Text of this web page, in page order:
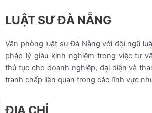
LUẬT SƯ ĐÀ NẴNG
Văn phòng luật sư Đà Nẵng với đội ngũ
pháp lý giàu kinh nghiệm trong việc tư
thủ tục cho doanh nghiệp, đại diện và
tranh chấp liên quan trong các lĩnh vực